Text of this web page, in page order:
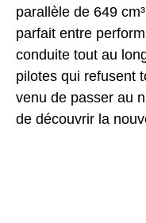
parallèle de 649
parfait entre
conduite tout au
pilotes qui refusent
venu de passer au
de découvrir la